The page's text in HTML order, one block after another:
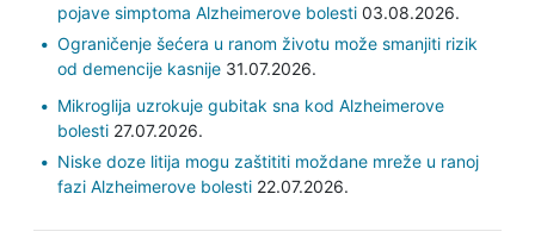
pojave simptoma Alzheimerove bolesti03.08.2026.
Ograničenje šećera u ranom životu može smanjiti rizik
od demencije kasnije31.07.2026.
Mikroglija uzrokuje gubitak sna kod Alzheimerove
bolesti27.07.2026.
Niske doze litija mogu zaštititi moždane mreže u ranoj
fazi Alzheimerove bolesti22.07.2026.